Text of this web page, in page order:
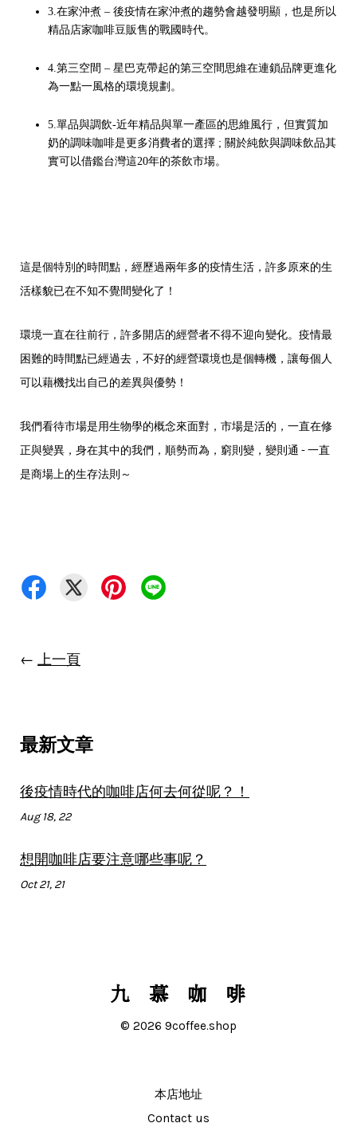
3.在家沖煮 – 後疫情在家沖煮的趨勢會越發明顯，也是所以
精品店家咖啡豆販售的戰國時代。
4.第三空間 – 星巴克帶起的第三空間思維在連鎖品牌更進化
為一點一風格的環境規劃。
5.單品與調飲-近年精品與單一產區的思維風行，但實質加
奶的調味咖啡是更多消費者的選擇 ; 關於純飲與調味飲品其
實可以借鑑台灣這20年的茶飲市場。
這是個特別的時間點，經歷過兩年多的疫情生活，許多原來的生
活樣貌已在不知不覺間變化了！
環境一直在往前行，許多開店的經營者不得不迎向變化。疫情最
困難的時間點已經過去，不好的經營環境也是個轉機，讓每個人
可以藉機找出自己的差異與優勢！
我們看待市場是用生物學的概念來面對，市場是活的，一直在修
正與變異，身在其中的我們，順勢而為，窮則變，變則通 - 一直
是商場上的生存法則～
← 上一頁
最新文章
後疫情時代的咖啡店何去何從呢？！
Aug 18, 22
想開咖啡店要注意哪些事呢？
Oct 21, 21
© 2026 9coffee.shop
本店地址
Contact us